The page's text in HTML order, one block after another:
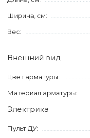
Ширина, см:
Вес:
Внешний вид
Цвет арматуры:
Материал арматуры:
Электрика
Пульт ДУ: